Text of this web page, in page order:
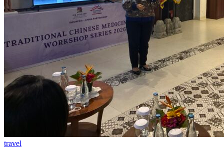
travel